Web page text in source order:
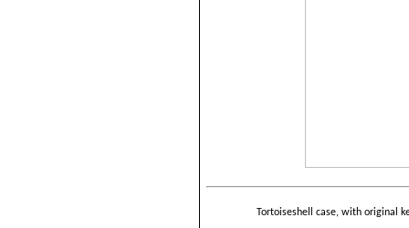
Tortoiseshell case, with original